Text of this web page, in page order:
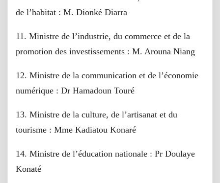
de l’habitat : M. Dionké Diarra
11. Ministre de l’industrie, du commerce et de la
promotion des investissements : M. Arouna Niang
12. Ministre de la communication et de l’économie
numérique : Dr Hamadoun Touré
13. Ministre de la culture, de l’artisanat et du
tourisme : Mme Kadiatou Konaré
14. Ministre de l’éducation nationale : Pr Doulaye
Konaté